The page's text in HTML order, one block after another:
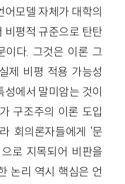
모델 자체가 대학의
비평적 규준으로 탄탄
이다. 그것은 이론 그
제 비평 적용 가능성
에서 말미암는 것이
구조주의 이론 도입
회의론자들에게 ‘문
로 지목되어 비판을
논리 역시 핵심은 언